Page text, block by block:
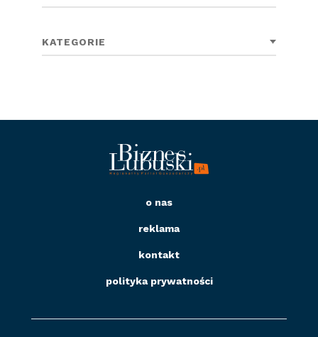
KATEGORIE
o nas
reklama
kontakt
polityka prywatności